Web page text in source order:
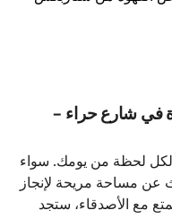
في شارع حراء -
لكل لحظة من يومك. سواء
عن مساحة مريحة لإنجاز
مع الأصدقاء، ستجد